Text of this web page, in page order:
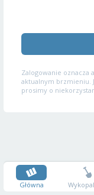
Zalogowanie oznacza
aktualnym brzmieniu.
prosimy o
Główna